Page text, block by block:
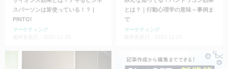
スパーソンは皆使っている！？ |
PINTO!
マーケティング
とは？｜行動心理学の意味～事例ま
で
マーケティング